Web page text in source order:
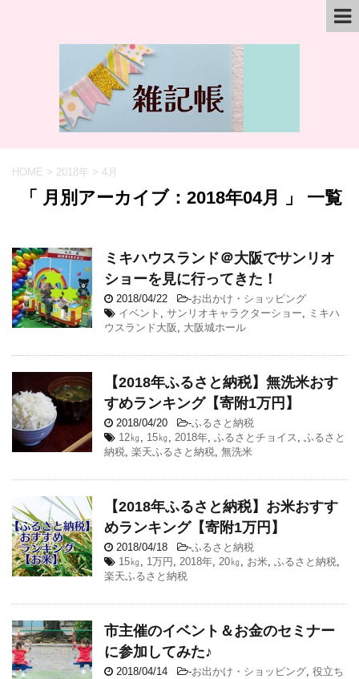
HOME > 2018年 > 4月
「 月別アーカイブ：2018年04月 」 一覧
ミキハウスランド＠大阪でサンリオ
ショーを見に行ってきた！
2018/04/22 -お出かけ・ショッピング
イベント , サンリオキャラクターショー, ミキハ
ウスランド大阪 , 大阪城ホール
【2018年ふるさと納税】無洗米おす
すめランキング【寄附1万円】
2018/04/20 -ふるさと納税
12㎏ , 15㎏ , 2018年, ふるさとチョイス , ふるさと
納税, 楽天ふるさと納税, 無洗米
【2018年ふるさと納税】お米おすす
めランキング【寄附1万円】
2018/04/18 -ふるさと納税
15㎏ , 1万円 , 2018年, 20㎏ , お米, ふるさと納税,
楽天ふるさと納税
市主催のイベント＆お金のセミナー
に参加してみた♪
2018/04/14 -お出かけ・ショッピング, 役立ち